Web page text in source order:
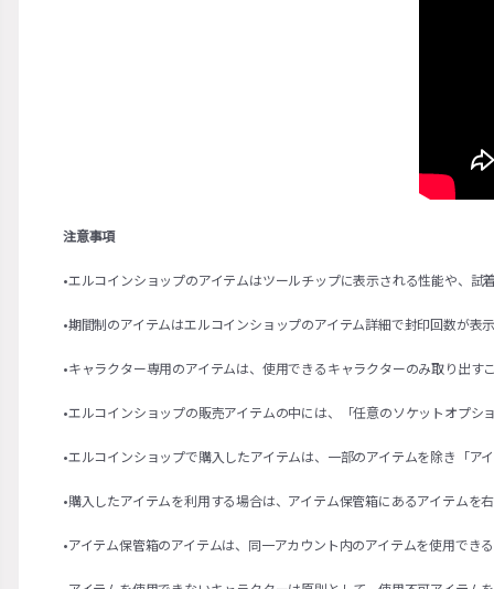
注意事項
•エルコインショップのアイテムはツールチップに表示される性能や、
•期間制のアイテムはエルコインショップのアイテム詳細で封印回数が
•キャラクター専用のアイテムは、使用できるキャラクターのみ取り出す
•エルコインショップの販売アイテムの中には、「任意のソケットオプ
•エルコインショップで購入したアイテムは、一部のアイテムを除き「ア
•購入したアイテムを利用する場合は、アイテム保管箱にあるアイテムを
•アイテム保管箱のアイテムは、同一アカウント内のアイテムを使用でき